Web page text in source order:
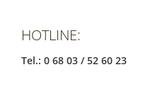
HOTLINE:
Tel.: 0 68 03 / 52 60 23